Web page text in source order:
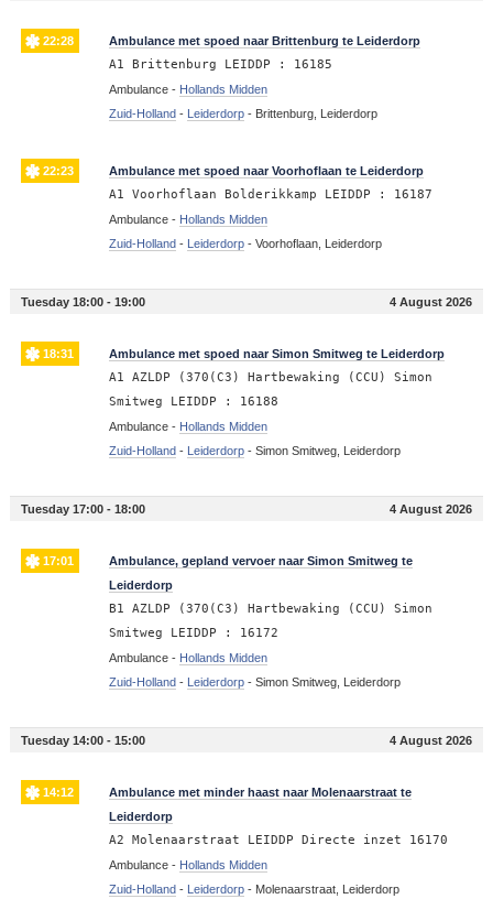
22:28 Ambulance met spoed naar Brittenburg te Leiderdorp
A1 Brittenburg LEIDDP : 16185
Ambulance - Hollands Midden
Zuid-Holland- Leiderdorp- Brittenburg, Leiderdorp
22:23 Ambulance met spoed naar Voorhoflaan te Leiderdorp
A1 Voorhoflaan Bolderikkamp LEIDDP : 16187
Ambulance - Hollands Midden
Zuid-Holland- Leiderdorp- Voorhoflaan, Leiderdorp
Tuesday 18:00 - 19:00 4 August 2026
18:31 Ambulance met spoed naar Simon Smitweg te Leiderdorp
A1 AZLDP (370(C3) Hartbewaking (CCU) Simon
Smitweg LEIDDP : 16188
Ambulance - Hollands Midden
Zuid-Holland- Leiderdorp- Simon Smitweg, Leiderdorp
Tuesday 17:00 - 18:00 4 August 2026
17:01
Ambulance, gepland vervoer naar Simon Smitweg te
Leiderdorp
B1 AZLDP (370(C3) Hartbewaking (CCU) Simon
Smitweg LEIDDP : 16172
Ambulance - Hollands Midden
Zuid-Holland- Leiderdorp- Simon Smitweg, Leiderdorp
Tuesday 14:00 - 15:00 4 August 2026
14:12
Ambulance met minder haast naar Molenaarstraat te
Leiderdorp
A2 Molenaarstraat LEIDDP Directe inzet 16170
Ambulance - Hollands Midden
Zuid-Holland- Leiderdorp- Molenaarstraat, Leiderdorp